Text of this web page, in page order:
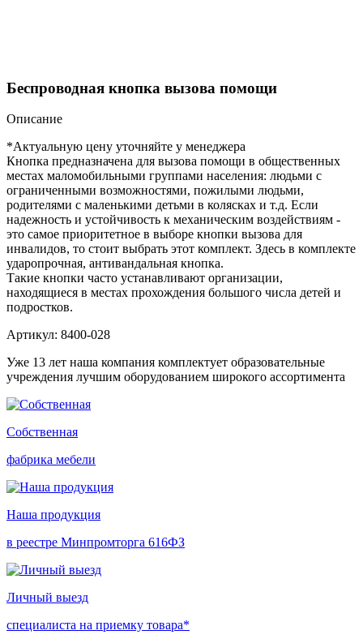
Беспроводная кнопка вызова помощи
Описание
*Актуальную цену уточняйте у менеджера
Кнопка предназначена для вызова помощи в общественных
местах маломобильными группами населения: людьми с
ограниченными возможностями, пожилыми людьми,
родителями с маленькими детьми в колясках и т.д. Если
надежность и устойчивость к механическим воздействиям -
это самое приоритетное в выборе кнопки вызова для
инвалидов, то стоит выбрать этот комплект. Здесь в комплекте
ударопрочная, антивандальная кнопка.
Такие кнопки часто устанавливают организации,
находящиеся в местах прохождения большого числа детей и
подростков.
Артикул: 8400-028
Уже 13 лет наша компания комплектует образовательные
учреждения лучшим оборудованием широкого ассортимента
Собственная
фабрика мебели
Наша продукция
в реестре Минпромторга 616ФЗ
Личный выезд
специалиста на приемку товара*